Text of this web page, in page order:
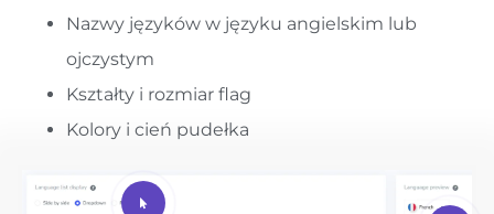
Nazwy języków w języku angielskim lub
ojczystym
Kształty i rozmiar flag
Kolory i cień pudełka